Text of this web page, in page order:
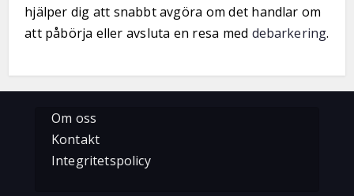
hjälper dig att snabbt avgöra om det handlar om
att påbörja eller avsluta en resa med debarkering.
Om oss
Kontakt
Integritetspolicy